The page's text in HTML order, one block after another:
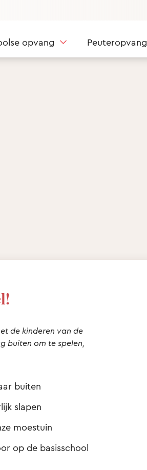
opvang Peuteropvang
de kinderen van de
buiten om te spelen,
buiten
slapen
moestuin
op de basisschool